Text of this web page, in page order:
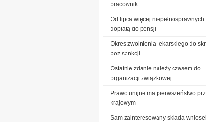
pracownik
Od lipca więcej niepełnosprawnych
dopłatą do pensji
Okres zwolnienia lekarskiego do
bez sankcji
Ostatnie zdanie należy czasem do
organizacji związkowej
Prawo unijne ma pierwszeństwo
krajowym
Sam zainteresowany składa